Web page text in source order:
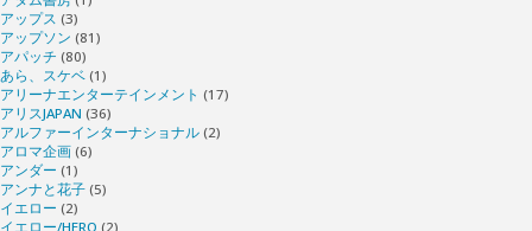
アップス (3)
アップソン (81)
アパッチ (80)
あら、スケベ (1)
アリーナエンターテインメント (17)
アリスJAPAN (36)
アルファーインターナショナル (2)
アロマ企画 (6)
アンダー (1)
アンナと花子 (5)
イエロー (2)
イエロー/HERO (2)